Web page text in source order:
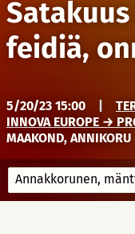
feidiä,
5/20/23 15:00
INNOVA EUROPE →
MAAKOND, ANNIKORU